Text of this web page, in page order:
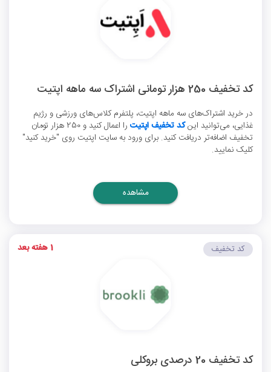
کد تخفیف 250 هزار تومانی اشتراک سه ماهه اپتیت
در خرید اشتراک‌های سه ماهه اپتیت، پلتفرم کلاس‌های ورزشی و رژیم
غذایی، می‌توانید اینکد تخفیف اپتیت
را اعمال کنید و 250 هزار تومان
تخفیف اضافه‌تر دریافت کنید. برای ورود به سایت اپتیت روی "خرید کنید"
کلیک نمایید.
مشاهده
کد تخفیف 20 درصدی بروکلی
کد تخفیف 1 هفته بعد